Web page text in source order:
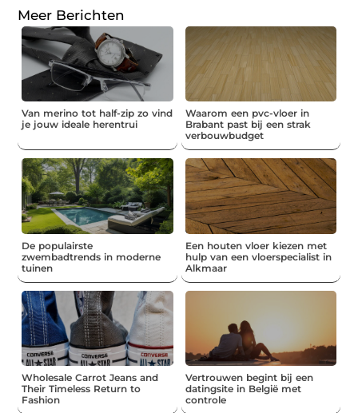
Meer Berichten
Van merino tot half-zip zo vind
je jouw ideale herentrui
Waarom een pvc-vloer in
Brabant past bij een strak
verbouwbudget
De populairste
zwembadtrends in moderne
tuinen
Een houten vloer kiezen met
hulp van een vloerspecialist in
Alkmaar
Wholesale Carrot Jeans and
Their Timeless Return to
Fashion
Vertrouwen begint bij een
datingsite in België met
controle